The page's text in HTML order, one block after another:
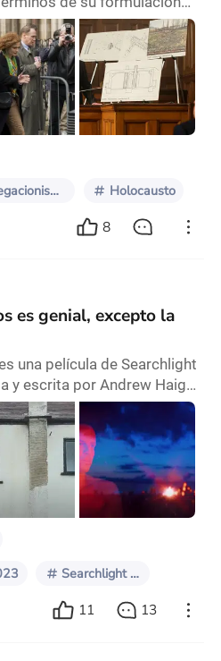
tradicional, no así
de este proceso judicial en
su acción en la demanda
intelectual,
iniciara, en 1996, contra la
contra una
Negacionismo Holocausto
8
es genial, excepto la
una película de Searchlight
y escrita por Andrew Haigh.
Yamada, está
Scott, con Paul Mescal,
actores secundarios.
dólares en taquilla. Lo que
Mescal. Estuvo fantástico
Aftersun. En
Searchlight Pictures
11 13